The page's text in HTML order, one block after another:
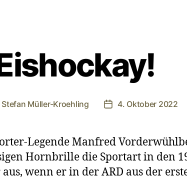
Stefan Müller-Kroehling 4. Oktober 2022
Legende Manfred
Hornbrille die Sportart in den
wenn er in der ARD aus der